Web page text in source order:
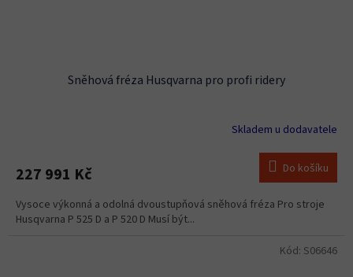
Sněhová fréza Husqvarna pro profi ridery
Skladem u dodavatele
227 991 Kč Do košíku
Vysoce výkonná a odolná dvoustupňová sněhová fréza Pro stroje
Husqvarna P 525 D a P 520 D Musí být...
Kód: S06646